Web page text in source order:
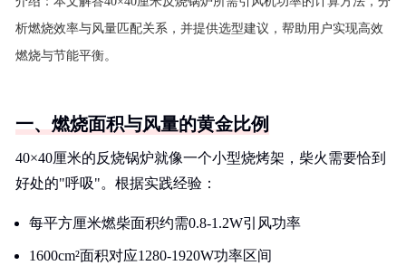
析燃烧效率与风量匹配关系，并提供选型建议，帮助用户实现高效
燃烧与节能平衡。
一、燃烧面积与风量的黄金比例
40×40厘米的反烧锅炉就像一个小型烧烤架，柴火需要恰到
好处的"呼吸"。根据实践经验：
每平方厘米燃柴面积约需0.8-1.2W引风功率
1600cm²面积对应1280-1920W功率区间